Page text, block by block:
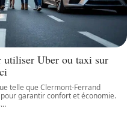
utiliser Uber ou taxi sur
telle que Clermont-Ferrand
garantir confort et économie.
…